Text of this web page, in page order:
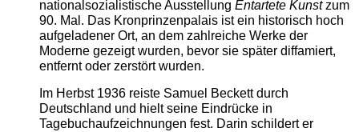
nationalsozialistische Ausstellung Entartete Kunstzum
90. Mal. Das Kronprinzenpalais ist ein historisch hoch
aufgeladener Ort, an dem zahlreiche Werke der
Moderne gezeigt wurden, bevor sie später diffamiert,
entfernt oder zerstört wurden.
Im Herbst 1936 reiste Samuel Beckett durch
Deutschland und hielt seine Eindrücke in
Tagebuchaufzeichnungen fest. Darin schildert er